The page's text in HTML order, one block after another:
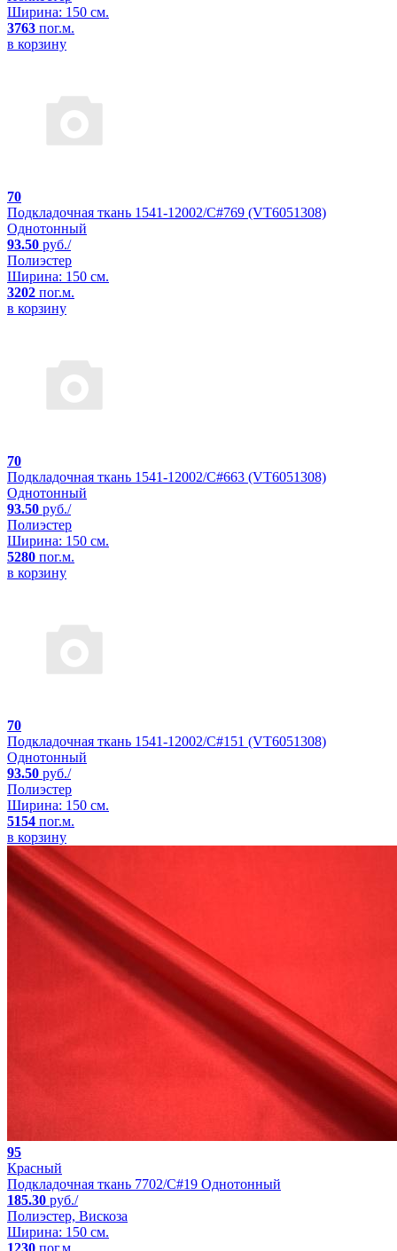
Ширина: 150 см.
3763 пог.м.
в корзину
70
Подкладочная ткань 1541-12002/C#769 (VT6051308)
Однотонный
93.50 руб./
Полиэстер
Ширина: 150 см.
3202 пог.м.
в корзину
70
Подкладочная ткань 1541-12002/C#663 (VT6051308)
Однотонный
93.50 руб./
Полиэстер
Ширина: 150 см.
5280 пог.м.
в корзину
70
Подкладочная ткань 1541-12002/C#151 (VT6051308)
Однотонный
93.50 руб./
Полиэстер
Ширина: 150 см.
5154 пог.м.
в корзину
95
Красный
Подкладочная ткань 7702/C#19 Однотонный
185.30 руб./
Полиэстер, Вискоза
Ширина: 150 см.
1230 пог.м.